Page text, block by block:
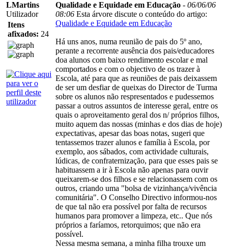
LMartins
Utilizador
Itens
afixados: 24
Qualidade e Equidade em Educação - 06/06/06
08:06 Esta árvore discute o conteúdo do artigo:
Qualidade e Equidade em Educação
Há uns anos, numa reunião de pais do 5º ano,
perante a recorrente ausência dos pais/educadores
doa alunos com baixo rendimento escolar e mal
comportados e com o objectivo de os trazer à
Escola, até para que as reuniões de pais deixassem
de ser um desfiar de queixas do Director de Turma
sobre os alunos não respresentados e pudessemos
passar a outros assuntos de interesse geral, entre os
quais o aproveitamento geral dos n/ próprios filhos,
muito aquem das nossas (minhas e dos dias de hoje)
expectativas, apesar das boas notas, sugeri que
tentassemos trazer alunos e família à Escola, por
exemplo, aos sábados, com actividade culturais,
lúdicas, de confraternização, para que esses pais se
habituassem a ir à Escola não apenas para ouvir
queixarem-se dos filhos e se relacionassem com os
outros, criando uma "bolsa de vizinhança/vivência
comunitária". O Conselho Directivo informou-nos
de que tal não era possível por falta de recursos
humanos para promover a limpeza, etc.. Que nós
próprios a faríamos, retorquimos; que não era
possível.
Nessa mesma semana, a minha filha trouxe um